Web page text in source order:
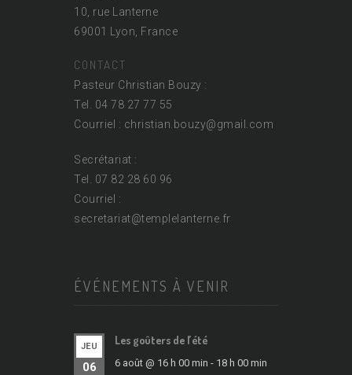
10, rue Lanterne
69001 Lyon, France
CONTACT
Pasteur Christian Bouzy :
Tel. 04 78 27 77 55
Courriel : christian.bouzy@gmail.com
Secrétariat :
Tel. 07 82 28 60 96
Courriel :
secretariat@templelanterne.fr
ÉVÉNEMENTS À VENIR
JEU
06
Les goûters de l’été
6 août @ 16 h 00 min - 18 h 00 min